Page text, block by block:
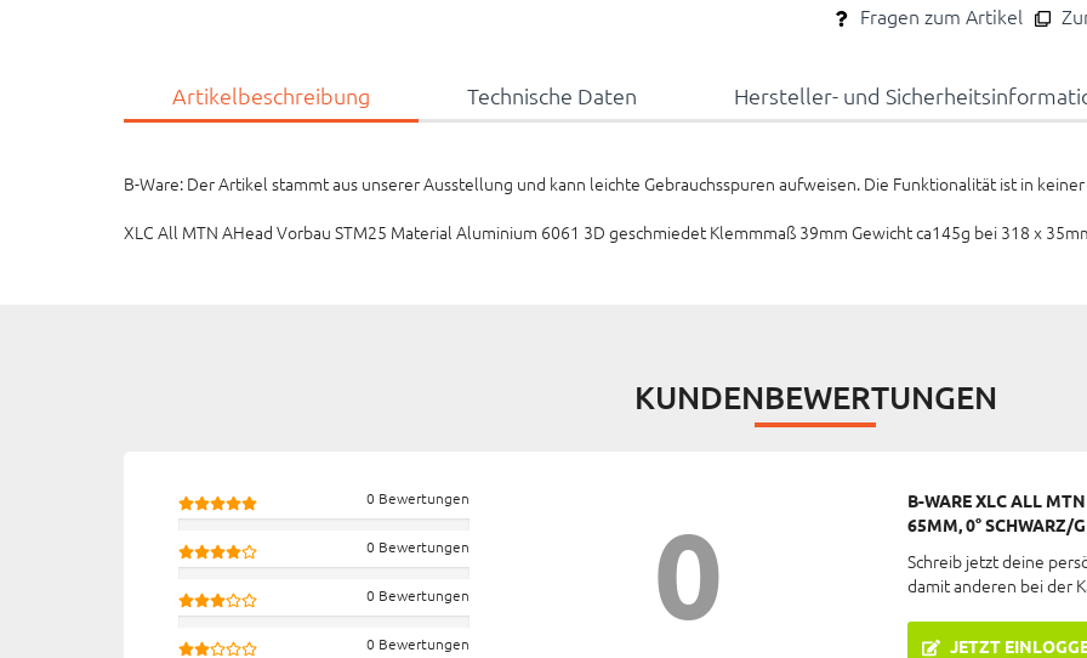
Fragen zum Artikel
Artikelbeschreibung Technische Daten Hersteller- und
B-Ware: Der Artikel stammt aus unserer Ausstellung und kann leichte Gebrauchsspuren aufweisen. Die Funktionalität ist in
XLC All MTN AHead Vorbau STM25 Material Aluminium 6061 3D geschmiedet Klemmmaß 39mm Gewicht ca145g bei 318 x
KUNDENBEWERTUNGEN
0 Bewertungen
0 Bewertungen
0 Bewertungen
0 Bewertungen 0
B-WARE XLC ALL
65MM, 0° SCHWARZ/
Schreib jetzt deine
damit anderen bei der
JETZT